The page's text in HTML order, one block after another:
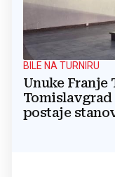
BILE NA TURNIRU
Unuke Franje
Tomislavgrad
postaje